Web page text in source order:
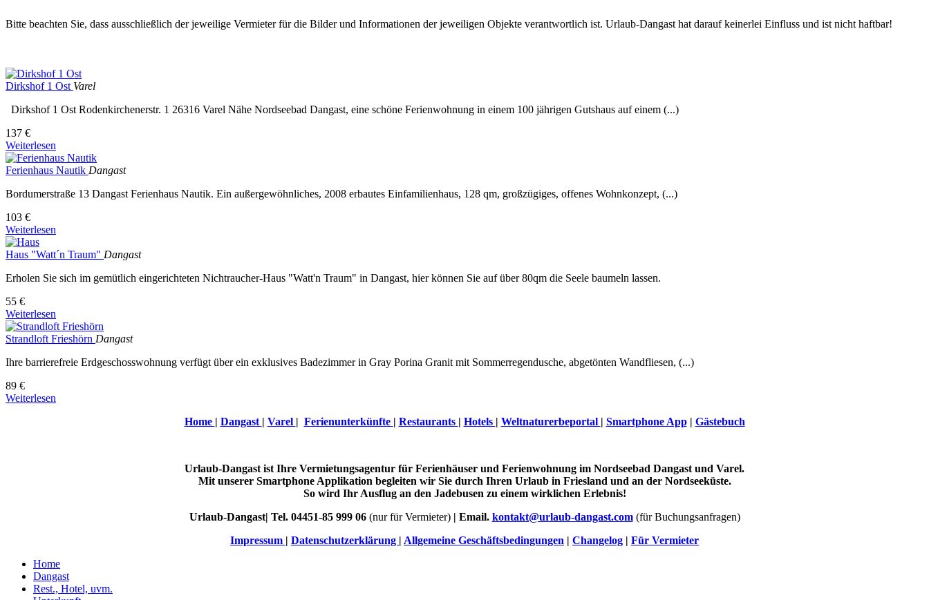
Bitte beachten Sie, dass ausschließlich der jeweilige Vermieter für die Bilder und Informationen der jeweiligen Objekte verantwortlich ist. Urlaub-Dangast hat darauf keinerlei Einfluss und ist nicht haftbar!
Dirkshof 1 Ost Varel
Dirkshof 1 Ost Rodenkirchenerstr. 1 26316 Varel Nähe Nordseebad Dangast, eine schöne Ferienwohnung in einem 100 jährigen Gutshaus auf einem (...)
137 €
Weiterlesen
Ferienhaus Nautik Dangast
Bordumerstraße 13 Dangast Ferienhaus Nautik. Ein außergewöhnliches, 2008 erbautes Einfamilienhaus, 128 qm, großzügiges, offenes Wohnkonzept, (...)
103 €
Weiterlesen
Haus "Watt´n Traum" Dangast
Erholen Sie sich im gemütlich eingerichteten Nichtraucher-Haus "Watt'n Traum" in Dangast, hier können Sie auf über 80qm die Seele baumeln lassen.
55 €
Weiterlesen
Strandloft Frieshörn Dangast
Ihre barrierefreie Erdgeschosswohnung verfügt über ein exklusives Badezimmer in Gray Porina Granit mit Sommerregendusche, abgetönten Wandfliesen, (...)
89 €
Weiterlesen
Home | Dangast | Varel | Ferienunterkünfte | Restaurants | Hotels | Weltnaturerbeportal | Smartphone App| Gästebuch
Urlaub-Dangast ist Ihre Vermietungsagentur für Ferienhäuser und Ferienwohnung im Nordseebad Dangast und Varel.
Mit unserer Smartphone Applikation begleiten wir Sie durch Ihren Urlaub in Friesland und an der Nordseeküste.
So wird Ihr Ausflug an den Jadebusen zu einem wirklichen Erlebnis!
Urlaub-Dangast| Tel. 04451-85 999 06 (nur für Vermieter)| Email. kontakt@urlaub-dangast.com (für Buchungsanfragen)
Impressum | Datenschutzerklärung | Allgemeine Geschäftsbedingungen | Changelog | Für Vermieter
Home
Dangast
Rest., Hotel, uvm.